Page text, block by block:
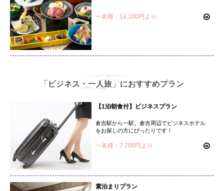
一名様：12,100円より
「ビジネス・一人旅」におすすめプラン
【1泊朝食付】ビジネスプラン
倉吉駅から一駅。倉吉周辺でビジネスホテル
をお探しの方にぴったりです！
一名様：7,700円より
素泊まりプラン